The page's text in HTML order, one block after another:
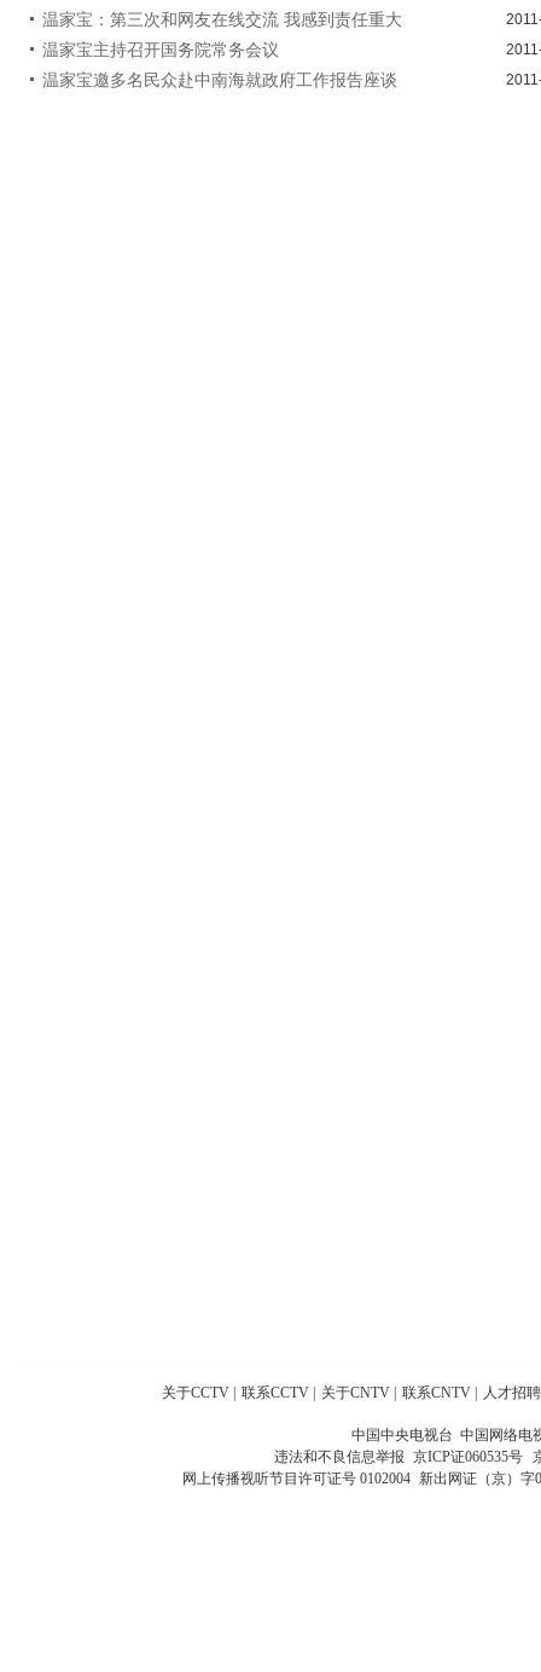
温家宝：第三次和网友在线交流 我感到责任重大
温家宝主持召开国务院常务会议
温家宝邀多名民众赴中南海就政府工作报告座谈
关于CCTV 联系CCTV 关于CNTV 联系CNTV 人才招聘
中国中央电视台 中国网络电
违法和不良信息举报 京ICP证060535号
网上传播视听节目许可证号 0102004 新出网证（京）